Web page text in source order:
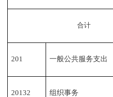
合计
201 一般公共服务支出
20132 组织事务